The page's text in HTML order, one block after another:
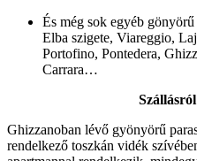
És még sok egyéb
Elba szigete, Viareggio,
Portofino, Pontedera,
Carrara…
Ghizzanoban lévő gyönyörű
rendelkező toszkán vidék